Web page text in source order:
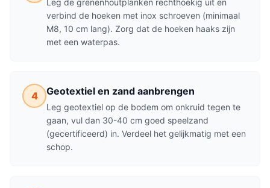
Leg de grenenhoutplanken rechthoekig uit en
verbind de hoeken met inox schroeven (minimaal
M8, 10 cm lang). Zorg dat de hoeken haaks zijn
met een waterpas.
4 Geotextiel en zand aanbrengen
Leg geotextiel op de bodem om onkruid tegen te
gaan, vul dan 30-40 cm goed speelzand
(gecertificeerd) in. Verdeel het gelijkmatig met een
schop.